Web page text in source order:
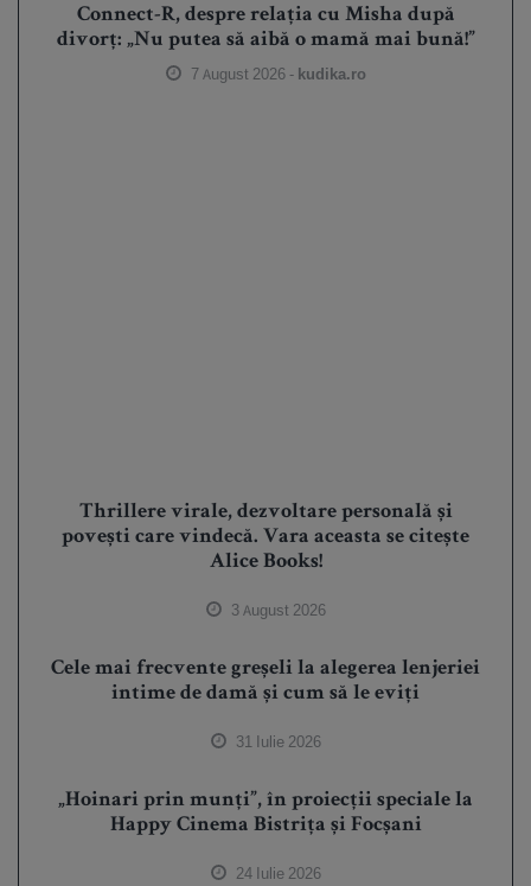
Connect-R, despre relația cu Misha după
divorț: „Nu putea să aibă o mamă mai bună!”
7 August 2026 - kudika.ro
Thrillere virale, dezvoltare personală și
povești care vindecă. Vara aceasta se citește
Alice Books!
3 August 2026
Cele mai frecvente greșeli la alegerea lenjeriei
intime de damă și cum să le eviți
31 Iulie 2026
„Hoinari prin munți”, în proiecții speciale la
Happy Cinema Bistrița și Focșani
24 Iulie 2026